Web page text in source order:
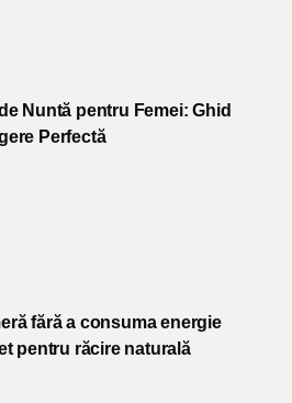
Nuntă pentru Femei: Ghid
Perfectă
fără a consuma energie
pentru răcire naturală